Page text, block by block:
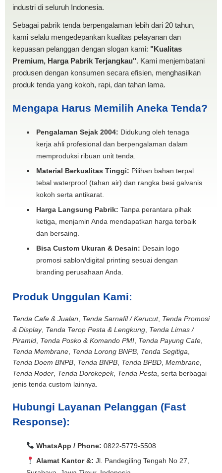
industri di seluruh Indonesia.
Sebagai pabrik tenda berpengalaman lebih dari 20 tahun,
kami selalu mengedepankan kualitas pelayanan dan
kepuasan pelanggan dengan slogan kami: "Kualitas
Premium, Harga Pabrik Terjangkau". Kami menjembatani
produsen dengan konsumen secara efisien, menghasilkan
produk tenda yang kokoh, rapi, dan tahan lama.
Mengapa Harus Memilih Aneka Tenda?
Pengalaman Sejak 2004: Didukung oleh tenaga
kerja ahli profesional dan berpengalaman dalam
memproduksi ribuan unit tenda.
Material Berkualitas Tinggi: Pilihan bahan terpal
tebal waterproof (tahan air) dan rangka besi galvanis
kokoh serta antikarat.
Harga Langsung Pabrik: Tanpa perantara pihak
ketiga, menjamin Anda mendapatkan harga terbaik
dan bersaing.
Bisa Custom Ukuran & Desain: Desain logo
promosi sablon/digital printing sesuai dengan
branding perusahaan Anda.
Produk Unggulan Kami:
Tenda Cafe & Jualan Tenda Sarnafil / Kerucut, Tenda Promosi
& Display, Tenda Terop Pesta & Lengkung Tenda Limas /
Piramid Tenda Posko & Komando PMI Tenda Payung Cafe
Tenda Membrane Tenda Lorong BNPB Tenda Segitiga
Tenda Doem BNPB Tenda BNPB Tenda BPBD Membrane
Tenda Roder Tenda Dorokepek, Tenda Pesta , serta berbagai
jenis tenda custom lainnya.
Hubungi Layanan Pelanggan (Fast
Response):
WhatsApp / Phone: 0822-5779-5508
Alamat Kantor &: Jl. Pandegiling Tengah No 27,